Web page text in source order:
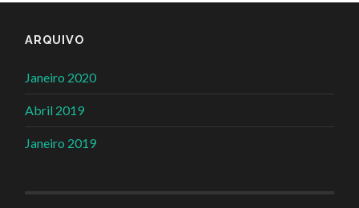
ARQUIVO
Janeiro 2020
Abril 2019
Janeiro 2019